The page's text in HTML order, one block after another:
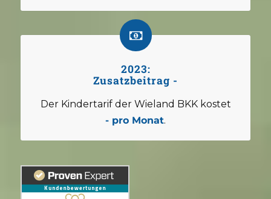
2023:
Zusatzbeitrag -
Der Kindertarif der Wieland BKK kostet
- pro Monat.